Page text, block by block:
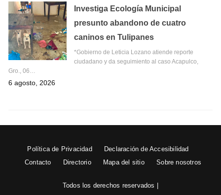
Investiga Ecología Municipal
presunto abandono de cuatro
caninos en Tulipanes
*Gobierno de Leticia Lozano atiende reporte
ciudadano y da seguimiento al caso Acapulco,
Gro., 06…
6 agosto, 2026
Política de Privacidad
Declaración de Accesibilidad
Contacto
Directorio Mapa del sitio Sobre nosotros
Todos los derechos reservados |